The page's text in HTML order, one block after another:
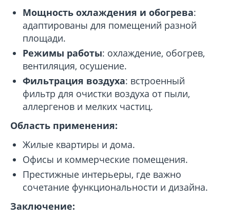
Мощность охлаждения и обогрева:
адаптированы для помещений разной
площади.
Режимы работы: охлаждение, обогрев,
вентиляция, осушение.
Фильтрация воздуха: встроенный
фильтр для очистки воздуха от пыли,
аллергенов и мелких частиц.
Область применения:
Жилые квартиры и дома.
Офисы и коммерческие помещения.
Престижные интерьеры, где важно
сочетание функциональности и дизайна.
Заключение: